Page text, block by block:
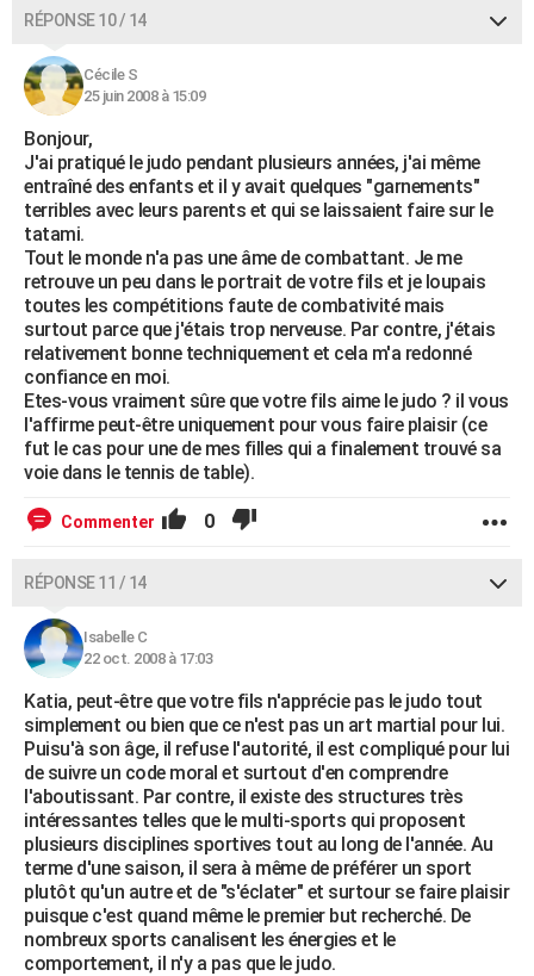
RÉPONSE 10 / 14
Cécile S
25 juin 2008 à 15:09
Bonjour,
J'ai pratiqué le judo pendant plusieurs années, j'ai même
entraîné des enfants et il y avait quelques "garnements"
terribles avec leurs parents et qui se laissaient faire sur le
tatami.
Tout le monde n'a pas une âme de combattant. Je me
retrouve un peu dans le portrait de votre fils et je loupais
toutes les compétitions faute de combativité mais
surtout parce que j'étais trop nerveuse. Par contre, j'étais
relativement bonne techniquement et cela m'a redonné
confiance en moi.
Etes-vous vraiment sûre que votre fils aime le judo ? il vous
l'affirme peut-être uniquement pour vous faire plaisir (ce
fut le cas pour une de mes filles qui a finalement trouvé sa
voie dans le tennis de table).
Commenter 0
RÉPONSE 11 / 14
Isabelle C
22 oct. 2008 à 17:03
Katia, peut-être que votre fils n'apprécie pas le judo tout
simplement ou bien que ce n'est pas un art martial pour lui.
Puisu'à son âge, il refuse l'autorité, il est compliqué pour lui
de suivre un code moral et surtout d'en comprendre
l'aboutissant. Par contre, il existe des structures très
intéressantes telles que le multi-sports qui proposent
plusieurs disciplines sportives tout au long de l'année. Au
terme d'une saison, il sera à même de préférer un sport
plutôt qu'un autre et de "s'éclater" et surtour se faire plaisir
puisque c'est quand même le premier but recherché. De
nombreux sports canalisent les énergies et le
comportement, il n'y a pas que le judo.